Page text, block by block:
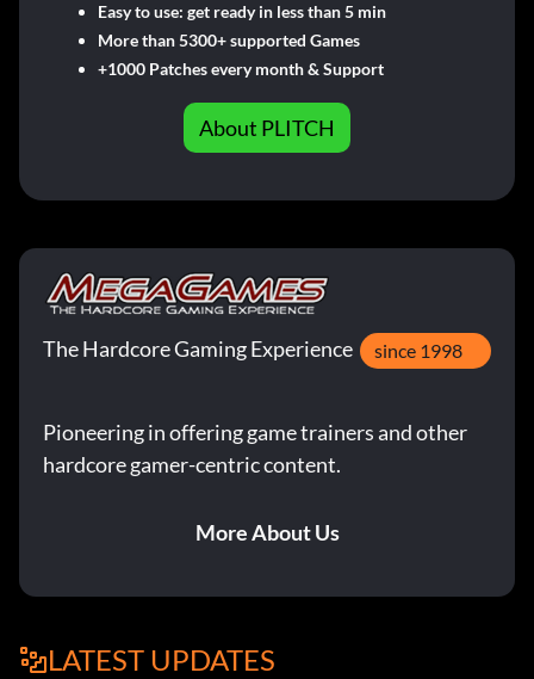
Easy to use: get ready in less than 5 min
More than 5300+ supported Games
+1000 Patches every month & Support
About PLITCH
The Hardcore Gaming Experience since 1998
Pioneering in offering game trainers and other
hardcore gamer-centric content.
More About Us
LATEST UPDATES